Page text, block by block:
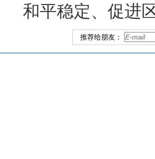
和平稳定、促进
推荐给朋友：